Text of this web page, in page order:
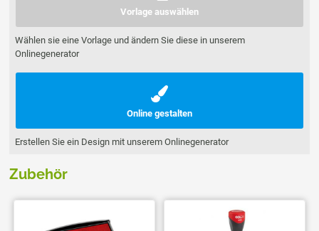
Vorlage auswählen
Wählen sie eine Vorlage und ändern Sie diese in unserem
Onlinegenerator
Online gestalten
Erstellen Sie ein Design mit unserem Onlinegenerator
Zubehör